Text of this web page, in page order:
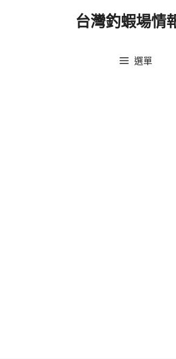
台灣釣蝦場情
選單